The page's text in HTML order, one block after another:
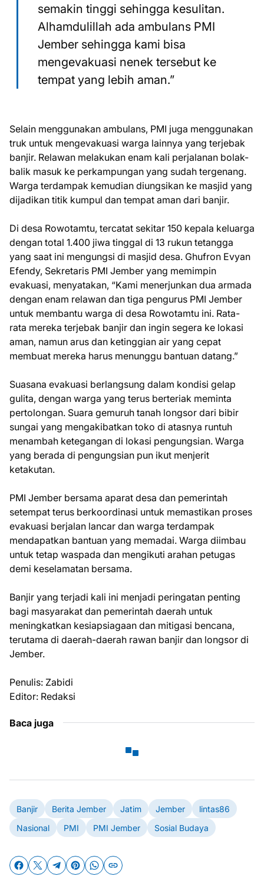
semakin tinggi sehingga kesulitan.
Alhamdulillah ada ambulans PMI
Jember sehingga kami bisa
mengevakuasi nenek tersebut ke
tempat yang lebih aman.”
Selain menggunakan ambulans, PMI juga menggunakan
truk untuk mengevakuasi warga lainnya yang terjebak
banjir. Relawan melakukan enam kali perjalanan bolak-
balik masuk ke perkampungan yang sudah tergenang.
Warga terdampak kemudian diungsikan ke masjid yang
dijadikan titik kumpul dan tempat aman dari banjir.
Di desa Rowotamtu, tercatat sekitar 150 kepala keluarga
dengan total 1.400 jiwa tinggal di 13 rukun tetangga
yang saat ini mengungsi di masjid desa. Ghufron Evyan
Efendy, Sekretaris PMI Jember yang memimpin
evakuasi, menyatakan, “Kami menerjunkan dua armada
dengan enam relawan dan tiga pengurus PMI Jember
untuk membantu warga di desa Rowotamtu ini. Rata-
rata mereka terjebak banjir dan ingin segera ke lokasi
aman, namun arus dan ketinggian air yang cepat
membuat mereka harus menunggu bantuan datang.”
Suasana evakuasi berlangsung dalam kondisi gelap
gulita, dengan warga yang terus berteriak meminta
pertolongan. Suara gemuruh tanah longsor dari bibir
sungai yang mengakibatkan toko di atasnya runtuh
menambah ketegangan di lokasi pengungsian. Warga
yang berada di pengungsian pun ikut menjerit
ketakutan.
PMI Jember bersama aparat desa dan pemerintah
setempat terus berkoordinasi untuk memastikan proses
evakuasi berjalan lancar dan warga terdampak
mendapatkan bantuan yang memadai. Warga diimbau
untuk tetap waspada dan mengikuti arahan petugas
demi keselamatan bersama.
Banjir yang terjadi kali ini menjadi peringatan penting
bagi masyarakat dan pemerintah daerah untuk
meningkatkan kesiapsiagaan dan mitigasi bencana,
terutama di daerah-daerah rawan banjir dan longsor di
Jember.
Penulis: Zabidi
Editor: Redaksi
Baca juga
Banjir Berita Jember Jatim Jember
lintas86
Nasional
PMI PMI Jember Sosial Budaya